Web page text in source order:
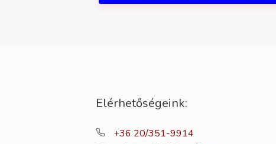
Elérhetőségeink:
+36 20/351-9914